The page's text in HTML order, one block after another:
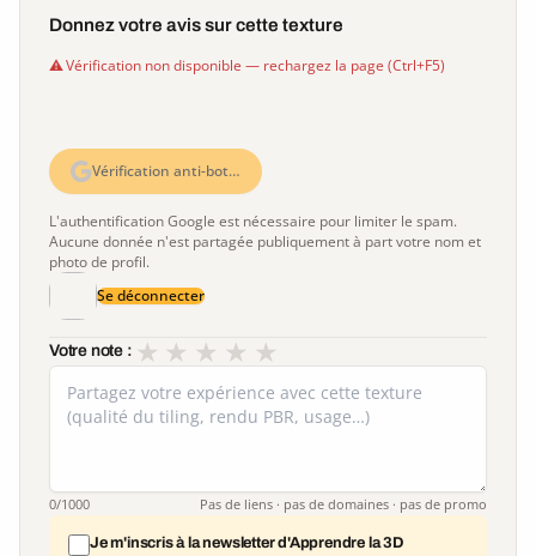
Donnez votre avis sur cette texture
Vérification non disponible — rechargez la page (Ctrl+F5)
Vérification anti-bot…
L'authentification Google est nécessaire pour limiter le spam.
Aucune donnée n'est partagée publiquement à part votre nom et
photo de profil.
Se déconnecter
Votre note : ★
★
★
★
★
0/1000 Pas de liens · pas de domaines · pas de promo
Je m'inscris à la newsletter d'Apprendre la 3D